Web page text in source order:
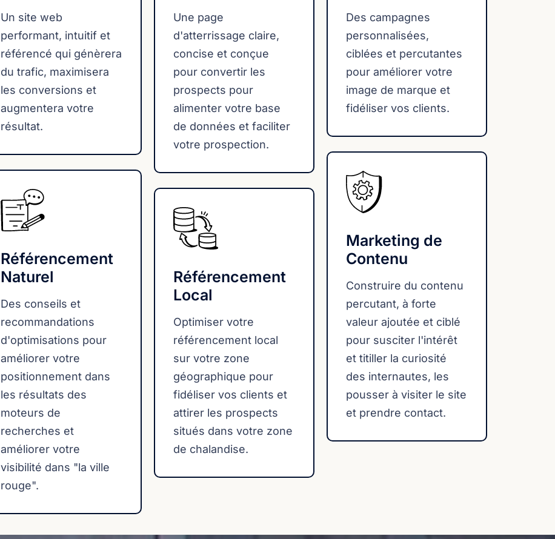
Un site web
performant, intuitif et
référencé qui génèrera
du trafic, maximisera
les conversions et
augmentera votre
résultat.
Référencement
Naturel
Des conseils et
recommandations
d'optimisations pour
améliorer votre
positionnement dans
les résultats des
moteurs de
recherches et
améliorer votre
visibilité dans "la ville
rouge".
Une page
d'atterrissage claire,
concise et conçue
pour convertir les
prospects pour
alimenter votre base
de données et faciliter
votre prospection.
Référencement
Local
Optimiser votre
référencement local
sur votre zone
géographique pour
fidéliser vos clients et
attirer les prospects
situés dans votre zone
de chalandise.
Des campagnes
personnalisées,
ciblées et percutantes
pour améliorer votre
image de marque et
fidéliser vos clients.
Marketing de
Contenu
Construire du contenu
percutant, à forte
valeur ajoutée et ciblé
pour susciter l'intérêt
et titiller la curiosité
des internautes, les
pousser à visiter le site
et prendre contact.